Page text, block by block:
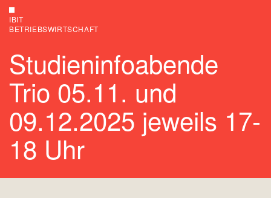
IBIT
BETRIEBSWIRTSCHAFT
Studieninfoabende
Trio 05.11. und
09.12.2025 jeweils 17-
18 Uhr